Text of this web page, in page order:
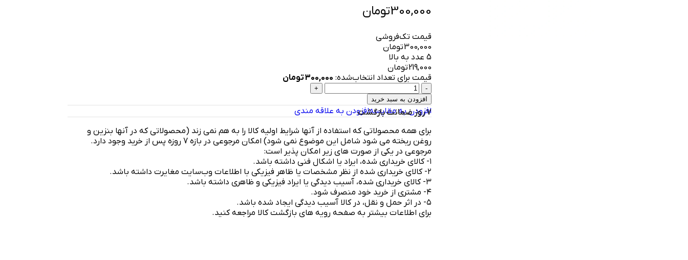
300,000تومان
قیمت تک‌فروشی
300,000تومان
5 عدد به بالا
219,000تومان
قیمت برای تعداد انتخاب‌شده: 300,000تومان
افزودن به سبد خرید
افزودن به مقایسهافزودن به علاقه مندی
7 روز ضمانت بازگشت
برای همه محصولاتی که استفاده از آنها شرایط اولیه کالا را به هم نمی زند (محصولاتی که در آنها بنزین و
روغن ریخته می شود شامل این موضوع نمی شود) امکان مرجوعی در بازه 7 روزه پس از خرید وجود دارد.
مرجوعی در یکی از صورت های زیر امکان پذیر است:
۱- کالای خریداری شده، ایراد یا اشکال فنی داشته باشد.
۲- کالای خریداری شده از نظر مشخصات یا ظاهر فیزیکی با اطلاعات وب‌سایت مغایرت داشته باشد.
۳- کالای خریداری شده، آسیب دیدگی یا ایراد فیزیکی و ظاهری داشته باشد.
۴- مشتری از خرید خود منصرف شود.
۵- در اثر حمل و نقل، در کالا آسیب دیدگی ایجاد شده باشد.
برای اطلاعات بیشتر به صفحه رویه های بازگشت کالا مراجعه کنید.